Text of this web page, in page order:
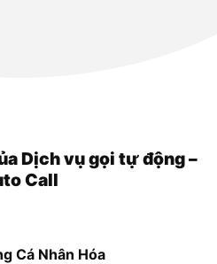
Dịch vụ gọi tự động –
Call
Cá Nhân Hóa